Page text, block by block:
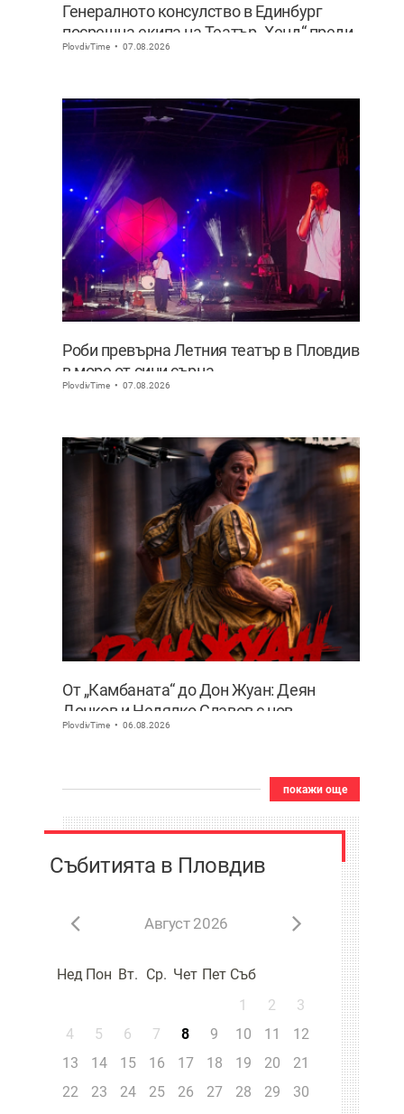
Генералното консулство в Единбург
посрещна екипа на Театър „Хенд“ преди
историческия им дебют на световния
PlovdivTime 07.08.2026
Роби превърна Летния театър в Пловдив
в море от сини сърца
PlovdivTime 07.08.2026
От „Камбаната“ до Дон Жуан: Деян
Донков и Недялко Славов с нов
съвместен проект в Пловдив
PlovdivTime 06.08.2026
покажи още
Събитията в Пловдив
Август 2026
Нед Пон Вт. Ср. Чет Пет Съб
1
2
3
4
5 6 7 8 9 10 11
12
13
14 15 16 17 18 19 20
21
22
23 24 25 26 27 28 29
30